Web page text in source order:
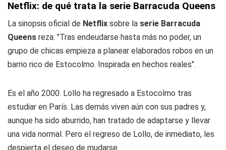
Netflix: de qué trata la serie Barracuda Queens
La sinopsis oficial de Netflix sobre la serie Barracuda
Queens reza: "Tras endeudarse hasta más no poder, un
grupo de chicas empieza a planear elaborados robos en un
barrio rico de Estocolmo. Inspirada en hechos reales".
Es el año 2000. Lollo ha regresado a Estocolmo tras
estudiar en París. Las demás viven aún con sus padres y,
aunque ha sido aburrido, han tratado de adaptarse y llevar
una vida normal. Pero el regreso de Lollo, de inmediato, les
despierta el deseo de mudarse.